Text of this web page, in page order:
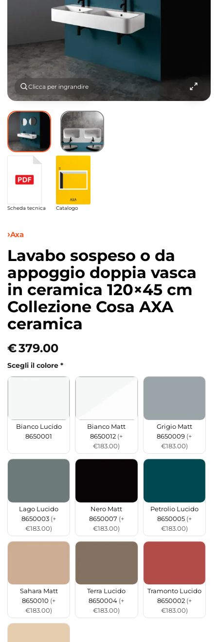
Clicca per ingrandire
Scheda tecnica Catalogo
Axa
Lavabo sospeso o da
appoggio doppia vasca
in ceramica 120×45 cm
Collezione Cosa AXA
ceramica
€379.00
Scegli il colore *
Bianco Lucido
8650001
Bianco Matt
8650012 (+
€183.00)
Grigio Matt
8650009 (+
€183.00)
Lago Lucido
8650003 (+
€183.00)
Nero Matt
8650007 (+
€183.00)
Petrolio Lucido
8650005 (+
€183.00)
Sahara Matt
8650010 (+
€183.00)
Terra Lucido
8650004 (+
€183.00)
Tramonto Lucido
8650002 (+
€183.00)